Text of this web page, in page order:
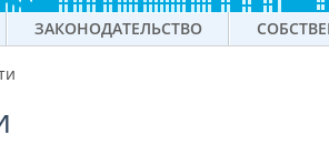
ЗАКОНОДАТЕЛЬСТВО